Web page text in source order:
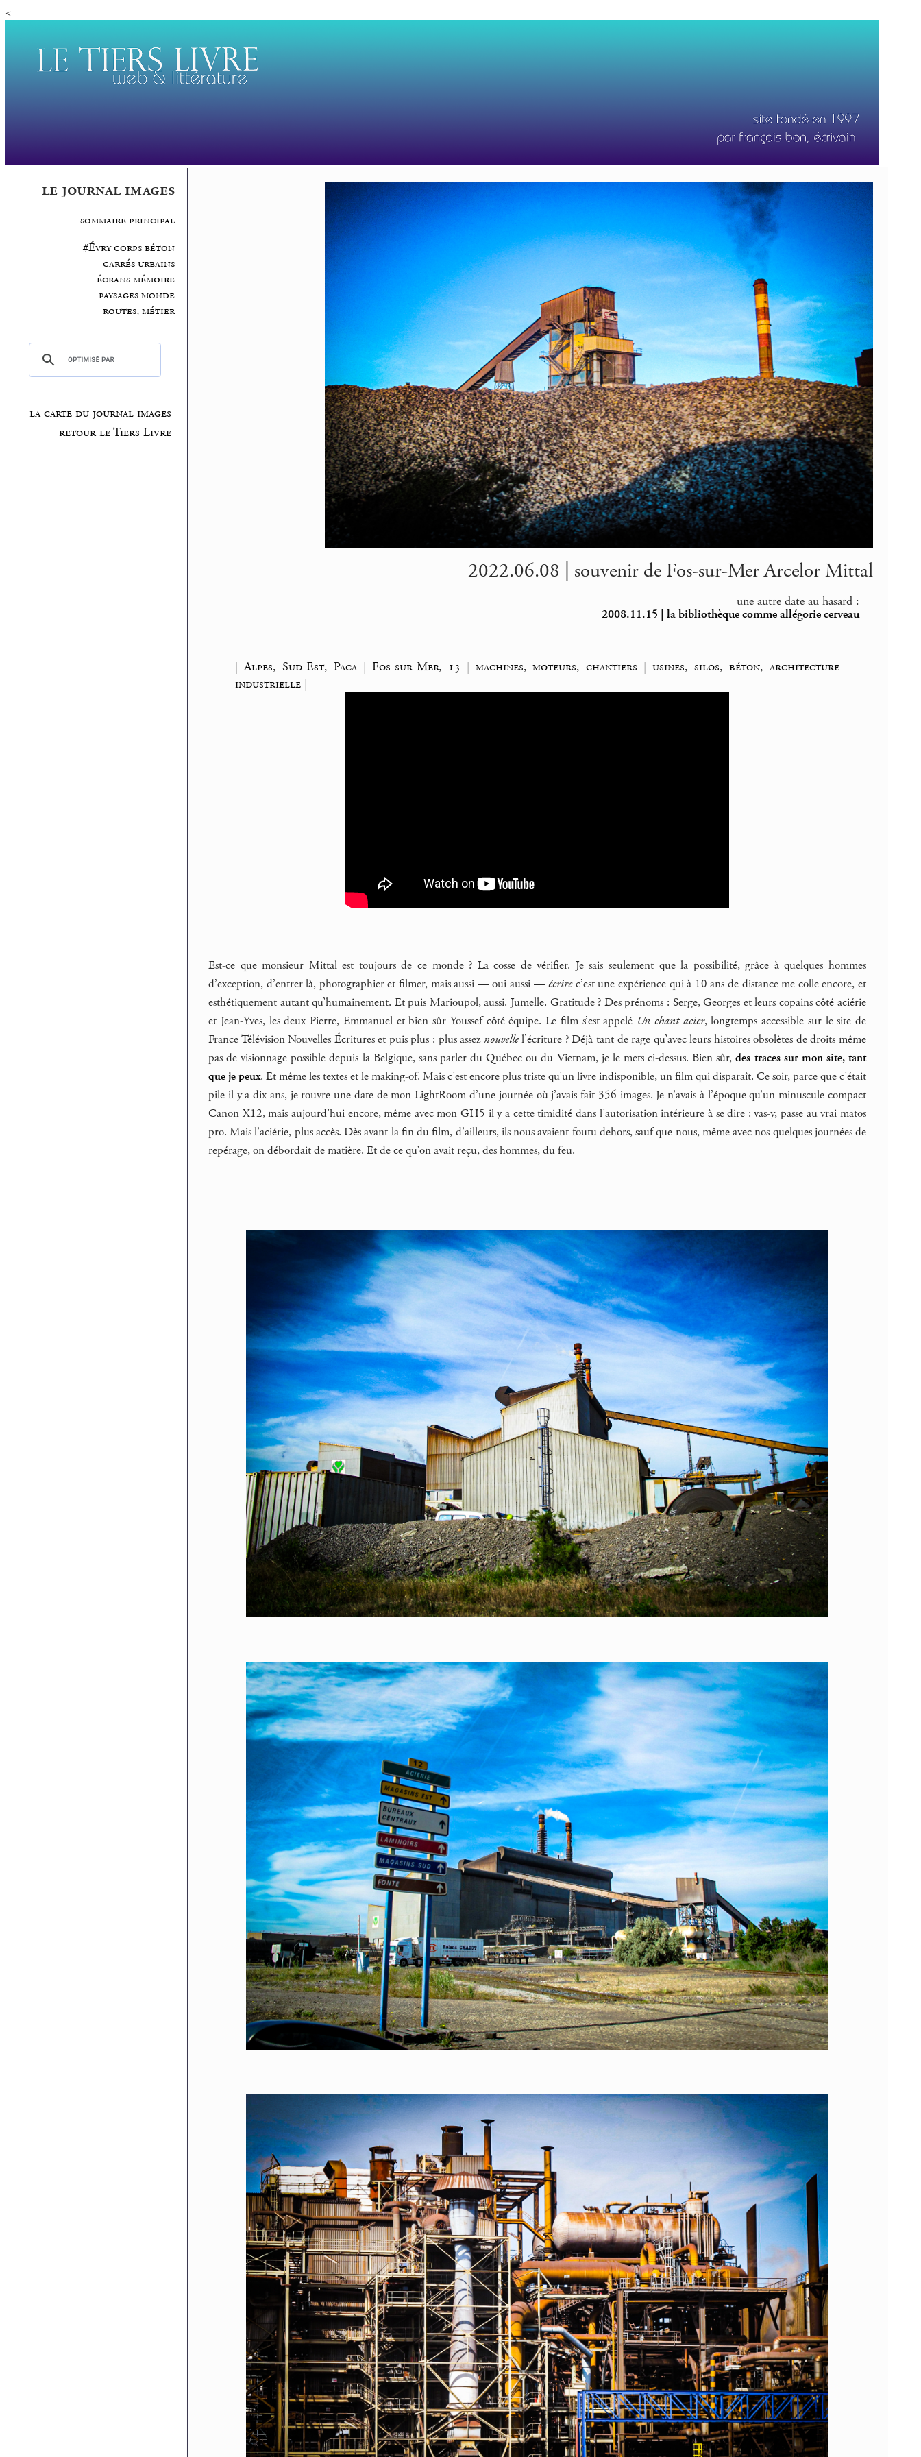
<
le journal images
sommaire principal
#Évry corps béton
carrés urbains
écrans mémoire
paysages monde
routes, métier
la carte du journal images
retour le Tiers Livre
2022.06.08 | souvenir de Fos-sur-Mer Arcelor Mittal
une autre date au hasard :
2008.11.15 | la bibliothèque comme allégorie cerveau
|Alpes, Sud-Est, Paca| Fos-sur-Mer, 13 | machines, moteurs, chantiers |usines, silos, béton, architecture
industrielle |
Est-ce que monsieur Mittal est toujours de ce monde ? La cosse de vérifier. Je sais seulement que la possibilité, grâce à quelques hommes
d’exception, d’entrer là, photographier et filmer, mais aussi — oui aussi —écrirec’est une expérience qui à 10 ans de distance me colle encore, et
esthétiquement autant qu’humainement. Et puis Marioupol, aussi. Jumelle. Gratitude ? Des prénoms : Serge, Georges et leurs copains côté aciérie
et Jean-Yves, les deux Pierre, Emmanuel et bien sûr Youssef côté équipe. Le film s’est appelé Un chant acier, longtemps accessible sur le site de
France Télévision Nouvelles Écritures et puis plus : plus assez nouvellel’écriture ? Déjà tant de rage qu’avec leurs histoires obsolètes de droits même
pas de visionnage possible depuis la Belgique, sans parler du Québec ou du Vietnam, je le mets ci-dessus. Bien sûr,des traces sur mon site, tant
que je peux. Et même les textes et le making-of. Mais c’est encore plus triste qu’un livre indisponible, un film qui disparaît. Ce soir, parce que c’était
pile il y a dix ans, je rouvre une date de mon LightRoom d’une journée où j’avais fait 356 images. Je n’avais à l’époque qu’un minuscule compact
Canon X12, mais aujourd’hui encore, même avec mon GH5 il y a cette timidité dans l’autorisation intérieure à se dire : vas-y, passe au vrai matos
pro. Mais l’aciérie, plus accès. Dès avant la fin du film, d’ailleurs, ils nous avaient foutu dehors, sauf que nous, même avec nos quelques journées de
repérage, on débordait de matière. Et de ce qu’on avait reçu, des hommes, du feu.